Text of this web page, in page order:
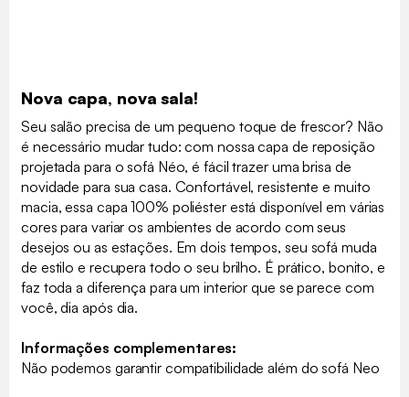
Nova capa, nova sala!
Seu salão precisa de um pequeno toque de frescor? Não
é necessário mudar tudo: com nossa capa de reposição
projetada para o sofá Néo, é fácil trazer uma brisa de
novidade para sua casa. Confortável, resistente e muito
macia, essa capa 100% poliéster está disponível em várias
cores para variar os ambientes de acordo com seus
desejos ou as estações. Em dois tempos, seu sofá muda
de estilo e recupera todo o seu brilho. É prático, bonito, e
faz toda a diferença para um interior que se parece com
você, dia após dia.
Informações complementares:
Não podemos garantir compatibilidade além do sofá Neo